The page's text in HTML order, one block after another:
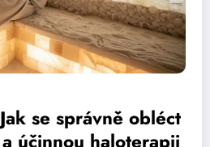
se správně obléct
účinnou haloterapii